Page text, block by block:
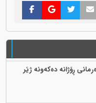
ڕۆژانە دەکەونە ژێر